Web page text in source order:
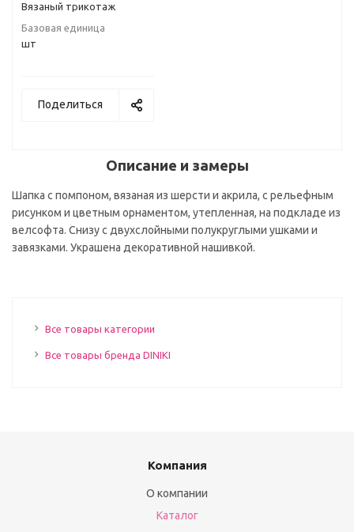
Вязаный трикотаж
Базовая единица
шт
Поделиться
Описание и замеры
Шапка с помпоном, вязаная из шерсти и акрила, с рельефным
рисунком и цветным орнаментом, утепленная, на подкладе из
велсофта. Снизу с двухслойными полукруглыми ушками и
завязками. Украшена декоративной нашивкой.
Все товары категории
Все товары бренда DINIKI
Компания
О компании
Каталог